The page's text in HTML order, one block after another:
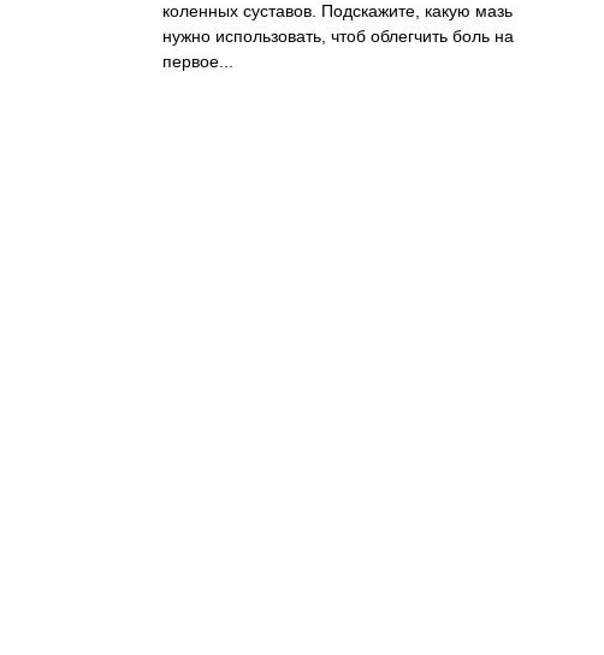
коленных суставов. Подскажите, какую мазь
нужно использовать, чтоб облегчить боль на
первое...